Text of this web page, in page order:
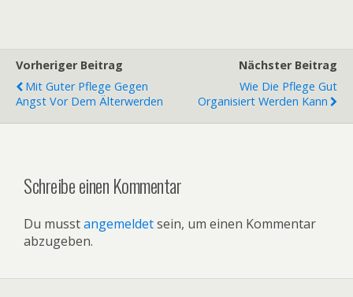
Vorheriger Beitrag
Mit Guter Pflege Gegen
Angst Vor Dem Älterwerden
Nächster Beitrag
Wie Die Pflege Gut
Organisiert Werden Kann
Schreibe einen Kommentar
Du musstangemeldetsein, um einen Kommentar
abzugeben.